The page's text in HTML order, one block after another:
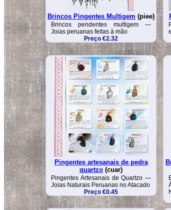
Brincos Pingentes Multigem (piee)
Brincos pendentes multigem —
Joias peruanas feitas à mão
Preço €2.32
Pingentes artesanais de pedra
quartzo (cuar)
Pingentes Artesanais de Quartzo —
Joias Naturais Peruanas no Atacado
Preço €0.45